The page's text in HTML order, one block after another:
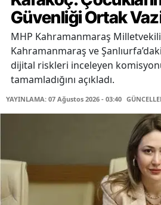
Güvenliği Ortak
MHP Kahramanmaraş
Kahramanmaraş ve
dijital riskleri inceleyen
tamamladığını açıkladı.
YAYINLAMA: 07 Ağustos 2026 - 03:40